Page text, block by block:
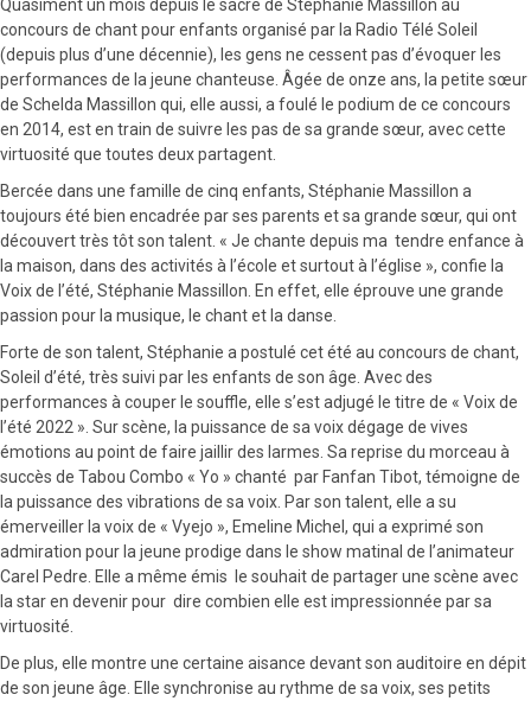
Quasiment un mois depuis le sacre de Stéphanie Massillon au
concours de chant pour enfants organisé par la Radio Télé Soleil
(depuis plus d’une décennie), les gens ne cessent pas d’évoquer les
performances de la jeune chanteuse. Âgée de onze ans, la petite sœur
de Schelda Massillon qui, elle aussi, a foulé le podium de ce concours
en 2014, est en train de suivre les pas de sa grande sœur, avec cette
virtuosité que toutes deux partagent.
Bercée dans une famille de cinq enfants, Stéphanie Massillon a
toujours été bien encadrée par ses parents et sa grande sœur, qui ont
découvert très tôt son talent. « Je chante depuis ma tendre enfance à
la maison, dans des activités à l’école et surtout à l’église », confie la
Voix de l’été, Stéphanie Massillon. En effet, elle éprouve une grande
passion pour la musique, le chant et la danse.
Forte de son talent, Stéphanie a postulé cet été au concours de chant,
Soleil d’été, très suivi par les enfants de son âge. Avec des
performances à couper le souffle, elle s’est adjugé le titre de « Voix de
l’été 2022 ». Sur scène, la puissance de sa voix dégage de vives
émotions au point de faire jaillir des larmes. Sa reprise du morceau à
succès de Tabou Combo « Yo » chanté par Fanfan Tibot, témoigne de
la puissance des vibrations de sa voix. Par son talent, elle a su
émerveiller la voix de « Vyejo », Emeline Michel, qui a exprimé son
admiration pour la jeune prodige dans le show matinal de l’animateur
Carel Pedre. Elle a même émis le souhait de partager une scène avec
la star en devenir pour dire combien elle est impressionnée par sa
virtuosité.
De plus, elle montre une certaine aisance devant son auditoire en dépit
de son jeune âge. Elle synchronise au rythme de sa voix, ses petits